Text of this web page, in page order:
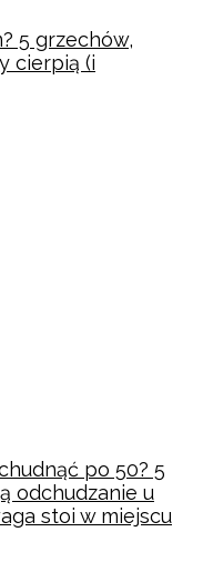
5 grzechów,
cierpią (i
po 50? 5
odchudzanie u
stoi w miejscu